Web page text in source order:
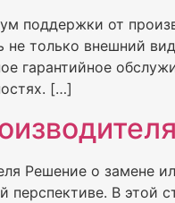
поддержки от
только внешний
гарантийное
[…]
Решение о замене
В этой